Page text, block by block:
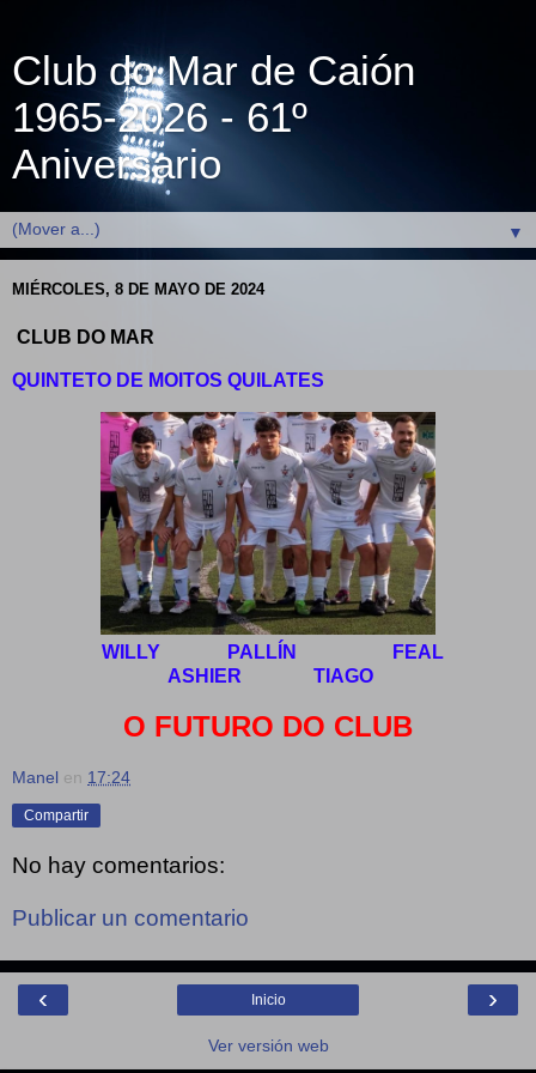
Club do Mar de Caión
1965-2026 - 61º
Aniversario
▼
MIÉRCOLES, 8 DE MAYO DE 2024
CLUB DO MAR
QUINTETO DE MOITOS QUILATES
WILLY PALLÍN FEAL
ASHIER TIAGO
O FUTURO DO CLUB
Manel en 17:24
Compartir
No hay comentarios:
Publicar un comentario
‹ ›
Inicio
Ver versión web